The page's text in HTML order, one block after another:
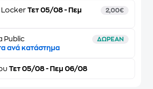
Locker Τετ 05/08 - Πεμ
2,00€
Public ΔΩΡΕΑΝ
ανά κατάστημα
Τετ 05/08 - Πεμ 06/08